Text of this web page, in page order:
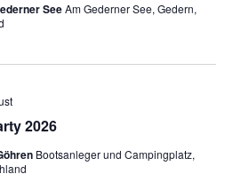
SeeAm Gederner See, Gedern,
2026
Bootsanleger und Campingplatz,